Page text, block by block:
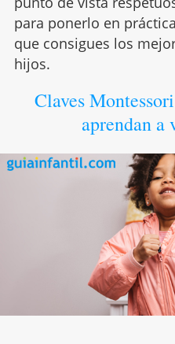
para ponerlo en
que consigues los
hijos.
Claves
aprendan a